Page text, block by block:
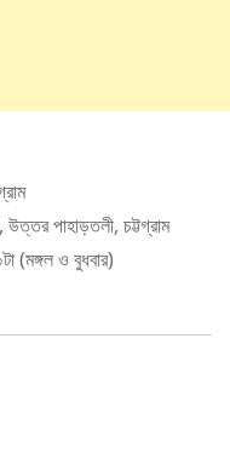
পাহাড়তলী, চট্টগ্রাম
(মঙ্গল ও বুধবার)